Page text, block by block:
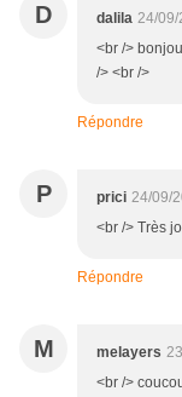
D dalila 24/09/
<br />
/> <br />
Répondre
P prici 24/09/
<br /> Très
Répondre
M melayers
<br />